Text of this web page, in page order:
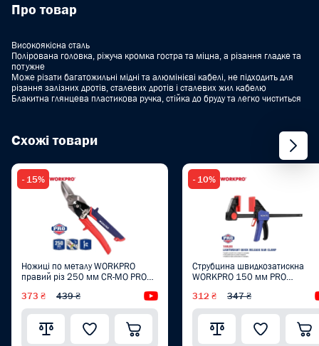
Про товар
Високоякісна сталь
Полірована головка, ріжуча кромка гостра та міцна, а різання гладке та
потужне
Може різати багатожильні мідні та алюмінієві кабелі, не підходить для
різання залізних дротів, сталевих дротів і сталевих жил кабелю
Блакитна глянцева пластикова ручка, стійка до бруду та легко чиститься
Схожі товари
- 15%
Ножиці по металу WORKPRO
правий різ 250 мм CR-MO PRO
373 ₴ 439 ₴ Відеоогляд
- 10%
Струбцина швидкозатискна
WORKPRO 150 мм PRO
312 ₴ 347 ₴